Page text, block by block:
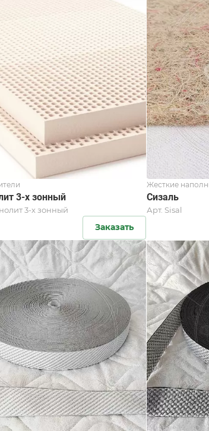
3-х зонный
3-х зонный
Заказать
Жесткие
Сизаль
Арт. Sisal